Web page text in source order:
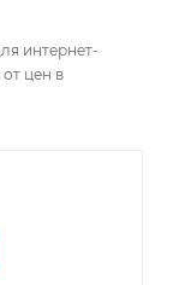
интернет-
цен в